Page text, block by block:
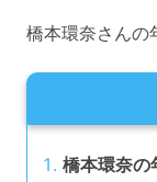
橋本環奈さんの
橋本環奈の